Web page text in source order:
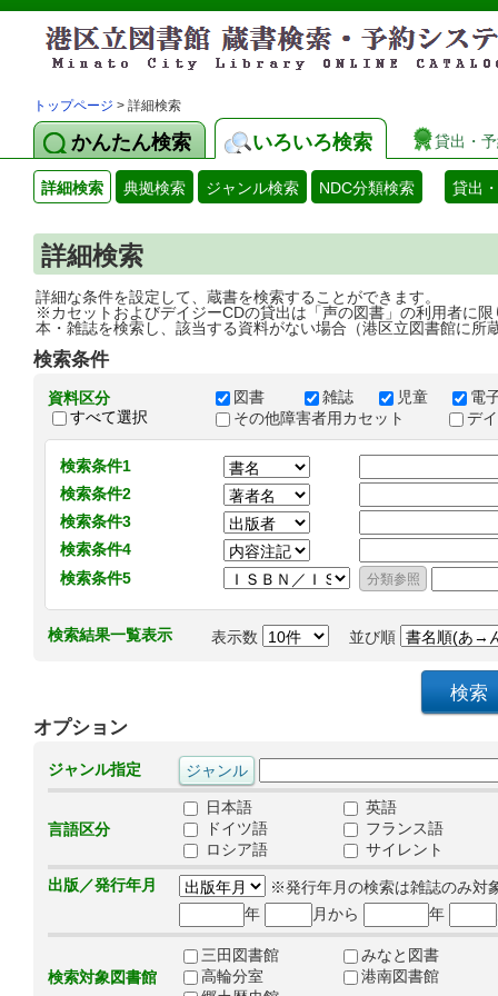
トップページ > 詳細検索
かんたん検索 いろいろ検索 貸出・
詳細検索 典拠検索 ジャンル検索 NDC分類検索 貸出
詳細検索
詳細な条件を設定して、蔵書を検索することができます。
※カセットおよびデイジーCDの貸出は「声の図書」の利用者に限
本・雑誌を検索し、該当する資料がない場合（港区立図書館に所
検索条件
資料区分
すべて選択
図書 雑誌 児童
電
その他障害者用カセット
デ
検索条件1
検索条件2
検索条件3
検索条件4
検索条件5
検索結果一覧表示 表示数 並び順
オプション
ジャンル指定
言語区分
日本語
英語
ドイツ語
フランス語
ロシア語
サイレント
出版／発行年月
※発行年月の検索は雑誌のみ対
年
月から 年
検索対象図書館
三田図書館
みなと図書
高輪分室
港南図書館